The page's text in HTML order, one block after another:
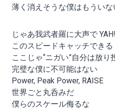
薄く消えそうな僕はもういな
じゃあ我武者羅に大声で YAH!
このスピードキャッチでき
ここじゃ“ニガい”自分は放り
完璧な僕に不可能はない
Power, Peak Power, RAISE
世界ごと丸呑みだ
僕らのスケール侮るな